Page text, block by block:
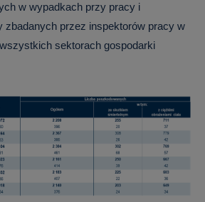
w wypadkach przy pracy i
zbadanych przez inspektorów pracy w
sektorach gospodarki